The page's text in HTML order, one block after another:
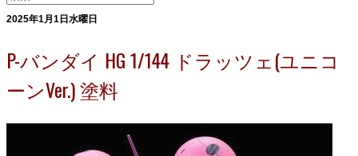
2025年1月1日水曜日
P-バンダイ HG 1/144 ドラッツェ(ユニコ
ーンVer.) 塗料